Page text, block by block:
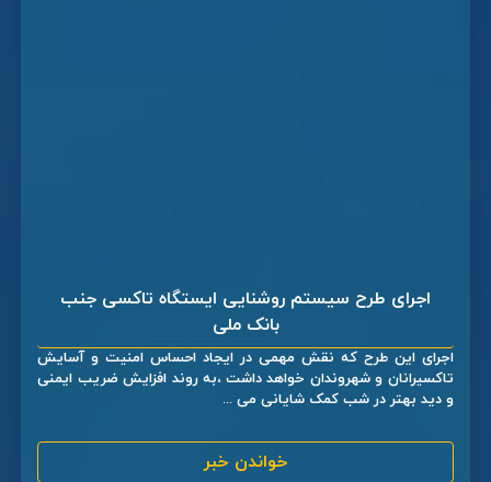
اجرای طرح سیستم روشنایی ایستگاه تاکسی جنب
بانک ملی
اجرای این طرح که نقش مهمی در ایجاد احساس امنیت و آسایش
تاکسیرانان و شهروندان خواهد داشت ،به روند افزایش ضریب ایمنی
و دید بهتر در شب کمک شایانی می ...
خواندن خبر